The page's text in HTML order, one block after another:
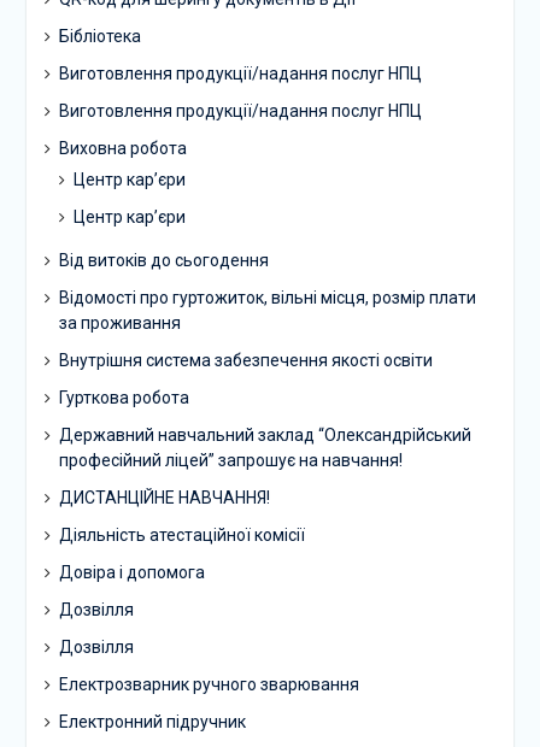
Бібліотека
Виготовлення продукції/надання послуг НПЦ
Виготовлення продукції/надання послуг НПЦ
Виховна робота
Центр кар’єри
Центр кар’єри
Від витоків до сьогодення
Відомості про гуртожиток, вільні місця, розмір плати
за проживання
Внутрішня система забезпечення якості освіти
Гурткова робота
Державний навчальний заклад “Олександрійський
професійний ліцей” запрошує на навчання!
ДИСТАНЦІЙНЕ НАВЧАННЯ!
Діяльність атестаційної комісії
Довіра і допомога
Дозвілля
Дозвілля
Електрозварник ручного зварювання
Електронний підручник